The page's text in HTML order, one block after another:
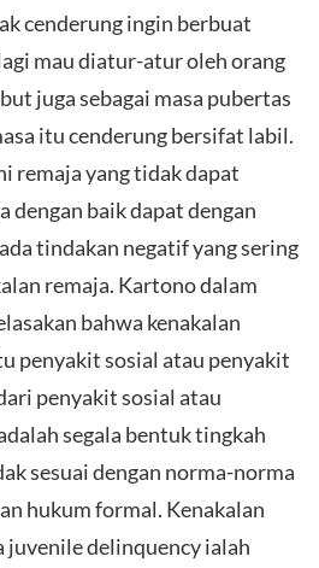
cenderung ingin berbuat
mau diatur-atur oleh orang
juga sebagai masa pubertas
itu cenderung bersifat labil.
remaja yang tidak dapat
dengan baik dapat dengan
tindakan negatif yang sering
remaja. Kartono dalam
bahwa kenakalan
penyakit sosial atau penyakit
penyakit sosial atau
segala bentuk tingkah
sesuai dengan norma-norma
hukum formal. Kenakalan
juvenile delinquency ialah